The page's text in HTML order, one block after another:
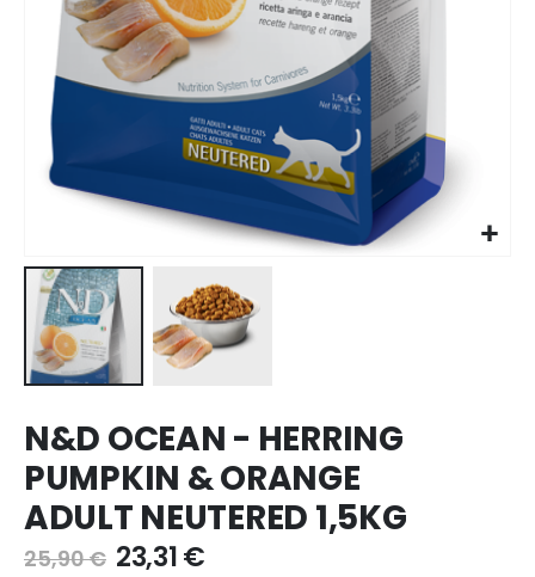
para
o
início
da
galeria
de
N&D OCEAN - HERRING
PUMPKIN & ORANGE
ADULT NEUTERED 1,5KG
25,90 € 23,31 €